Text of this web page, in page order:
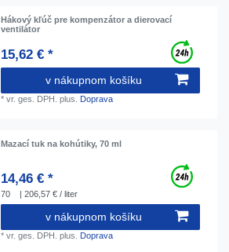
Hákový kľúč pre kompenzátor a dierovací
ventilátor
15,62 € *
v nákupnom košíku
*vr. ges. DPH. plus. Doprava
Mazací tuk na kohútiky, 70 ml
14,46 € *
70 | 206,57 € / liter
v nákupnom košíku
*vr. ges. DPH. plus. Doprava